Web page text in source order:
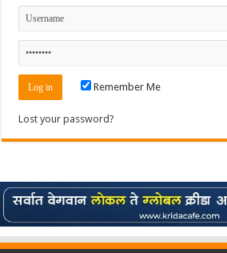
Remember Me
Lost your password?